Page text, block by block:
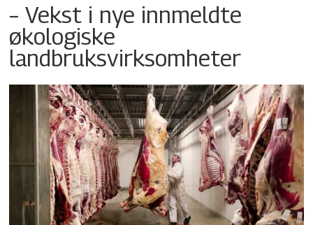
– Vekst i nye innmeldte
økologiske
landbruksvirksomheter